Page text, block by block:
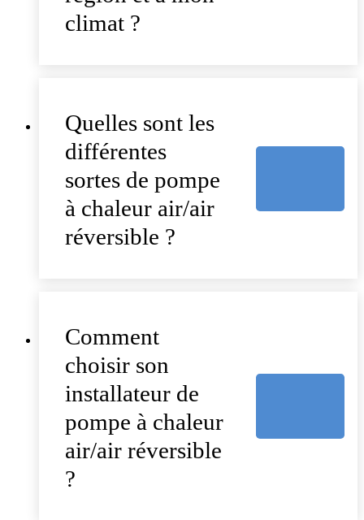
climat ?
Quelles sont les
différentes
sortes de pompe
à chaleur air/air
réversible ?
Comment
choisir son
installateur de
pompe à chaleur
air/air réversible
?